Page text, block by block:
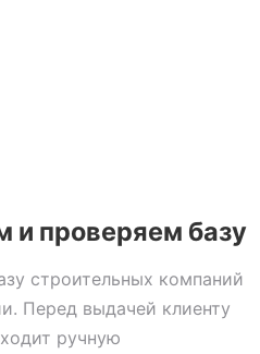
и проверяем базу
строительных компаний
Перед выдачей клиенту
ручную